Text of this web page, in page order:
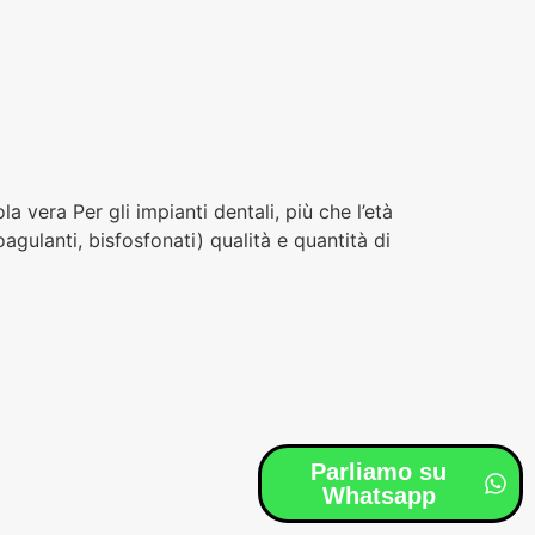
vera Per gli impianti dentali, più che l’età
bisfosfonati) qualità e quantità di
Parliamo su
Whatsapp